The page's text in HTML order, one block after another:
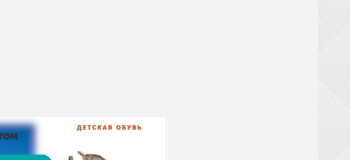
безкоштовно! При замовленні взуття від 20 ящиків (крім
НЕ ​​ОПЛАЧУЄТЬСЯ за великогабаритний товар (валізи,